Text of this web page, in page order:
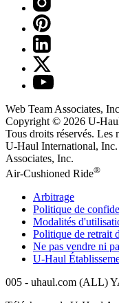
Web Team Associates,
Copyright © 2026 U-
Tous droits réservés. Les
U-Haul International, Inc.
Associates, Inc.
Air-Cushioned Ride®
Arbitrage
Politique de
Modalités
Politique de retrait
Ne pas vendre ni
U-Haul
005 - uhaul.com (ALL)